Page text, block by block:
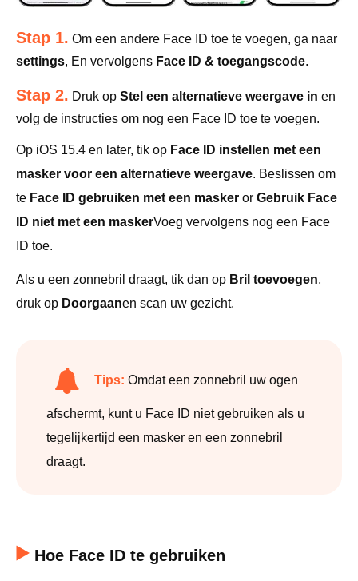
Stap 1. Om een ​​andere Face ID toe te voegen, ga naar
settings, En vervolgens Face ID & toegangscode.
Stap 2. Druk op Stel een alternatieve weergave in en
volg de instructies om nog een Face ID toe te voegen.
Op iOS 15.4 en later, tik op Face ID instellen met een
masker voor een alternatieve weergave. Beslissen om
te Face ID gebruiken met een masker or Gebruik Face
ID niet met een maskerVoeg vervolgens nog een Face
ID toe.
Als u een zonnebril draagt, tik dan op Bril toevoegen,
druk op Doorgaanen scan uw gezicht.
Tips: Omdat een zonnebril uw ogen
afschermt, kunt u Face ID niet gebruiken als u
tegelijkertijd een masker en een zonnebril
draagt.
Hoe Face ID te gebruiken